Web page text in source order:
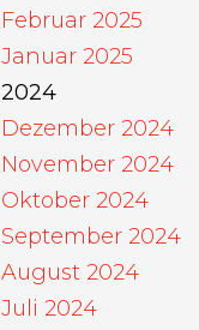
Februar 2025
Januar 2025
2024
Dezember 2024
November 2024
Oktober 2024
September 2024
August 2024
Juli 2024